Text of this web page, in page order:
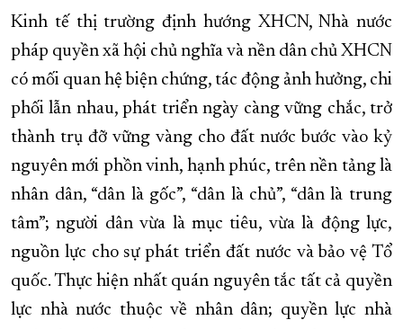
Kinh tế thị trường định hướng XHCN, Nhà nước
pháp quyền xã hội chủ nghĩa và nền dân chủ XHCN
có mối quan hệ biện chứng, tác động ảnh hưởng, chi
phối lẫn nhau, phát triển ngày càng vững chắc, trở
thành trụ đỡ vững vàng cho đất nước bước vào kỷ
nguyên mới phồn vinh, hạnh phúc, trên nền tảng là
nhân dân, “dân là gốc”, “dân là chủ”, “dân là trung
tâm”; người dân vừa là mục tiêu, vừa là động lực,
nguồn lực cho sự phát triển đất nước và bảo vệ Tổ
quốc. Thực hiện nhất quán nguyên tắc tất cả quyền
lực nhà nước thuộc về nhân dân; quyền lực nhà